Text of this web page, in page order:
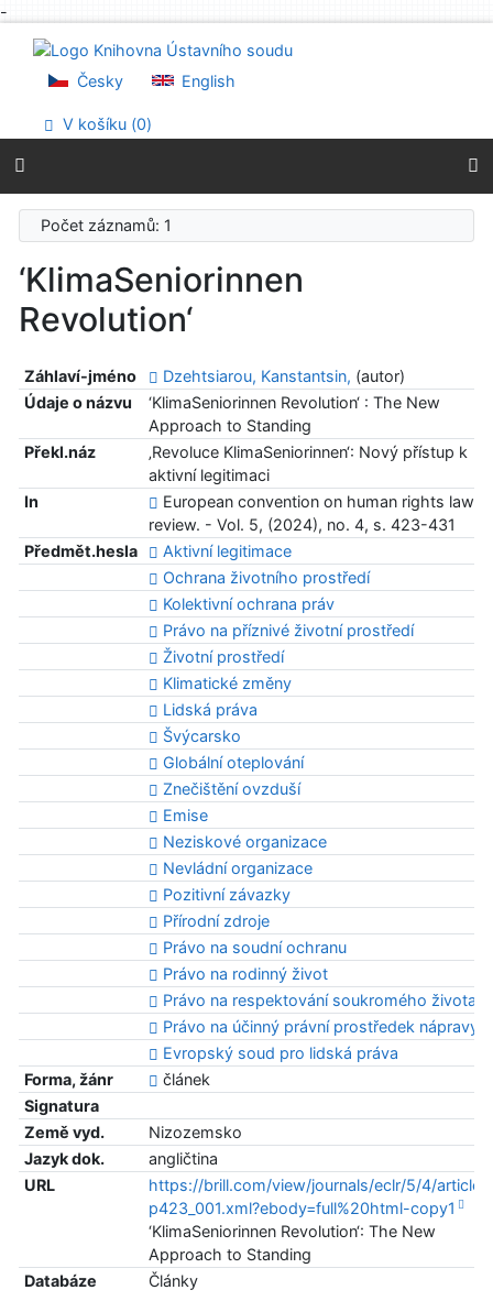
-
Přejít na menu
Prohlášení o webové přístupnosti
Česky English
V košíku (0)
Počet záznamů: 1
‘KlimaSeniorinnen
Revolution‘
Záhlaví-jméno Dzehtsiarou, Kanstantsin, (autor)
Údaje o názvu
‘KlimaSeniorinnen Revolution‘ : The New
Approach to Standing
Překl.náz
‚Revoluce KlimaSeniorinnen‘: Nový přístup k
aktivní legitimaci
In
European convention on human rights law
review. - Vol. 5, (2024), no. 4, s. 423-431
Předmět.hesla
Aktivní legitimace
Ochrana životního prostředí
Kolektivní ochrana práv
Právo na příznivé životní prostředí
Životní prostředí
Klimatické změny
Lidská práva
Švýcarsko
Globální oteplování
Znečištění ovzduší
Emise
Neziskové organizace
Nevládní organizace
Pozitivní závazky
Přírodní zdroje
Právo na soudní ochranu
Právo na rodinný život
Právo na respektování soukromého života
Právo na účinný právní prostředek nápravy
Evropský soud pro lidská práva
Forma, žánr
článek
Signatura
Země vyd.
Nizozemsko
Jazyk dok.
angličtina
URL
https://brill.com/view/journals/eclr/5/4/article-
p423_001.xml?ebody=full%20html-copy1
‘KlimaSeniorinnen Revolution‘: The New
Approach to Standing
Databáze
Články